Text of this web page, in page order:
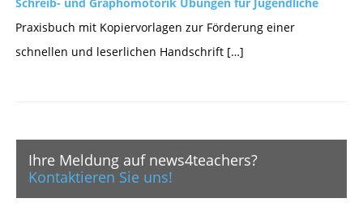
Schreib- und Graphomotorik Übungen für Jugendliche
Praxisbuch mit Kopiervorlagen zur Förderung einer
schnellen und leserlichen Handschrift […]
Ihre Meldung auf news4teachers?
Kontaktieren Sie uns!